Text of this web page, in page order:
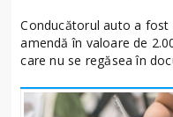
Conducătorul auto a
amendă în valoare de
care nu se regăsea în